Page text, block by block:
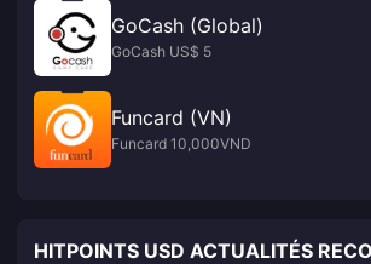
GoCash (Global)
GoCash US$ 5
Funcard (VN)
Funcard 10,000VND
HITPOINTS USD ACTUALITÉS